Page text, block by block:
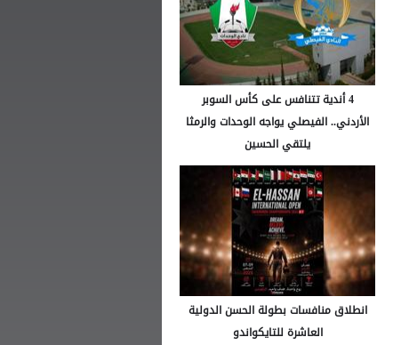
4 أندية تتنافس على كأس السوبر
الأردني.. الفيصلي يواجه الوحدات والرمثا
يلتقي الحسين
انطلاق منافسات بطولة الحسن الدولية
العاشرة للتايكواندو